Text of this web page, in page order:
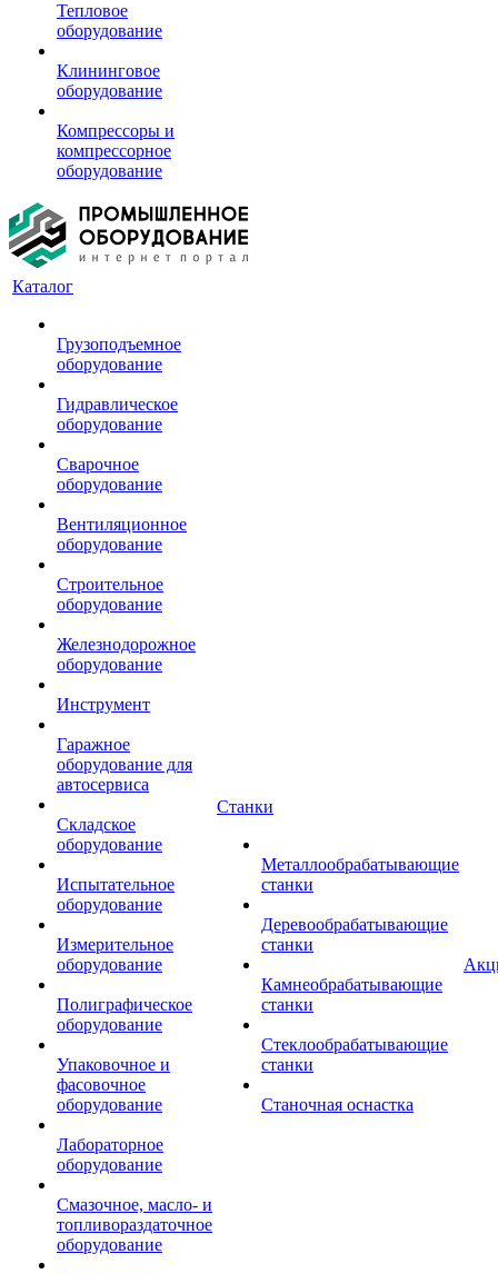
Тепловое
оборудование
Клининговое
оборудование
Компрессоры и
компрессорное
оборудование
Каталог
Грузоподъемное
оборудование
Гидравлическое
оборудование
Сварочное
оборудование
Вентиляционное
оборудование
Строительное
оборудование
Железнодорожное
оборудование
Инструмент
Гаражное
оборудование для
автосервиса
Складское
оборудование
Испытательное
оборудование
Измерительное
оборудование
Полиграфическое
оборудование
Упаковочное и
фасовочное
оборудование
Лабораторное
оборудование
Смазочное, масло- и
топливораздаточное
оборудование
Станки
Металлообрабатывающие
станки
Деревообрабатывающие
станки
Камнеобрабатывающие
станки
Стеклообрабатывающие
станки
Станочная оснастка